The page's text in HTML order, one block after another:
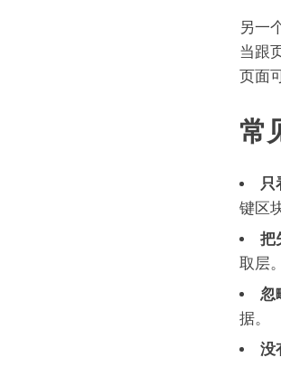
另一
当跟
页面
常
只
键区
把
取层
忽
据。
没